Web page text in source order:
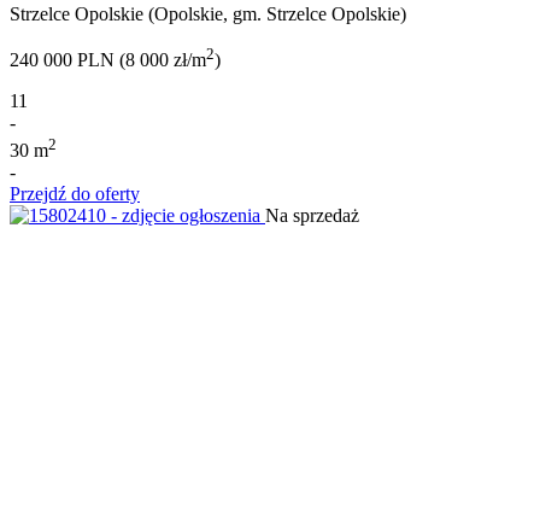
Strzelce Opolskie (Opolskie, gm. Strzelce Opolskie)
240 000 PLN (8 000 zł/m2)
11
-
30 m2
-
Przejdź do oferty
Na sprzedaż